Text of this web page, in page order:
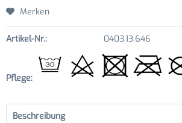
Merken
Artikel-Nr.: 0403.13.646
Pflege:
Beschreibung